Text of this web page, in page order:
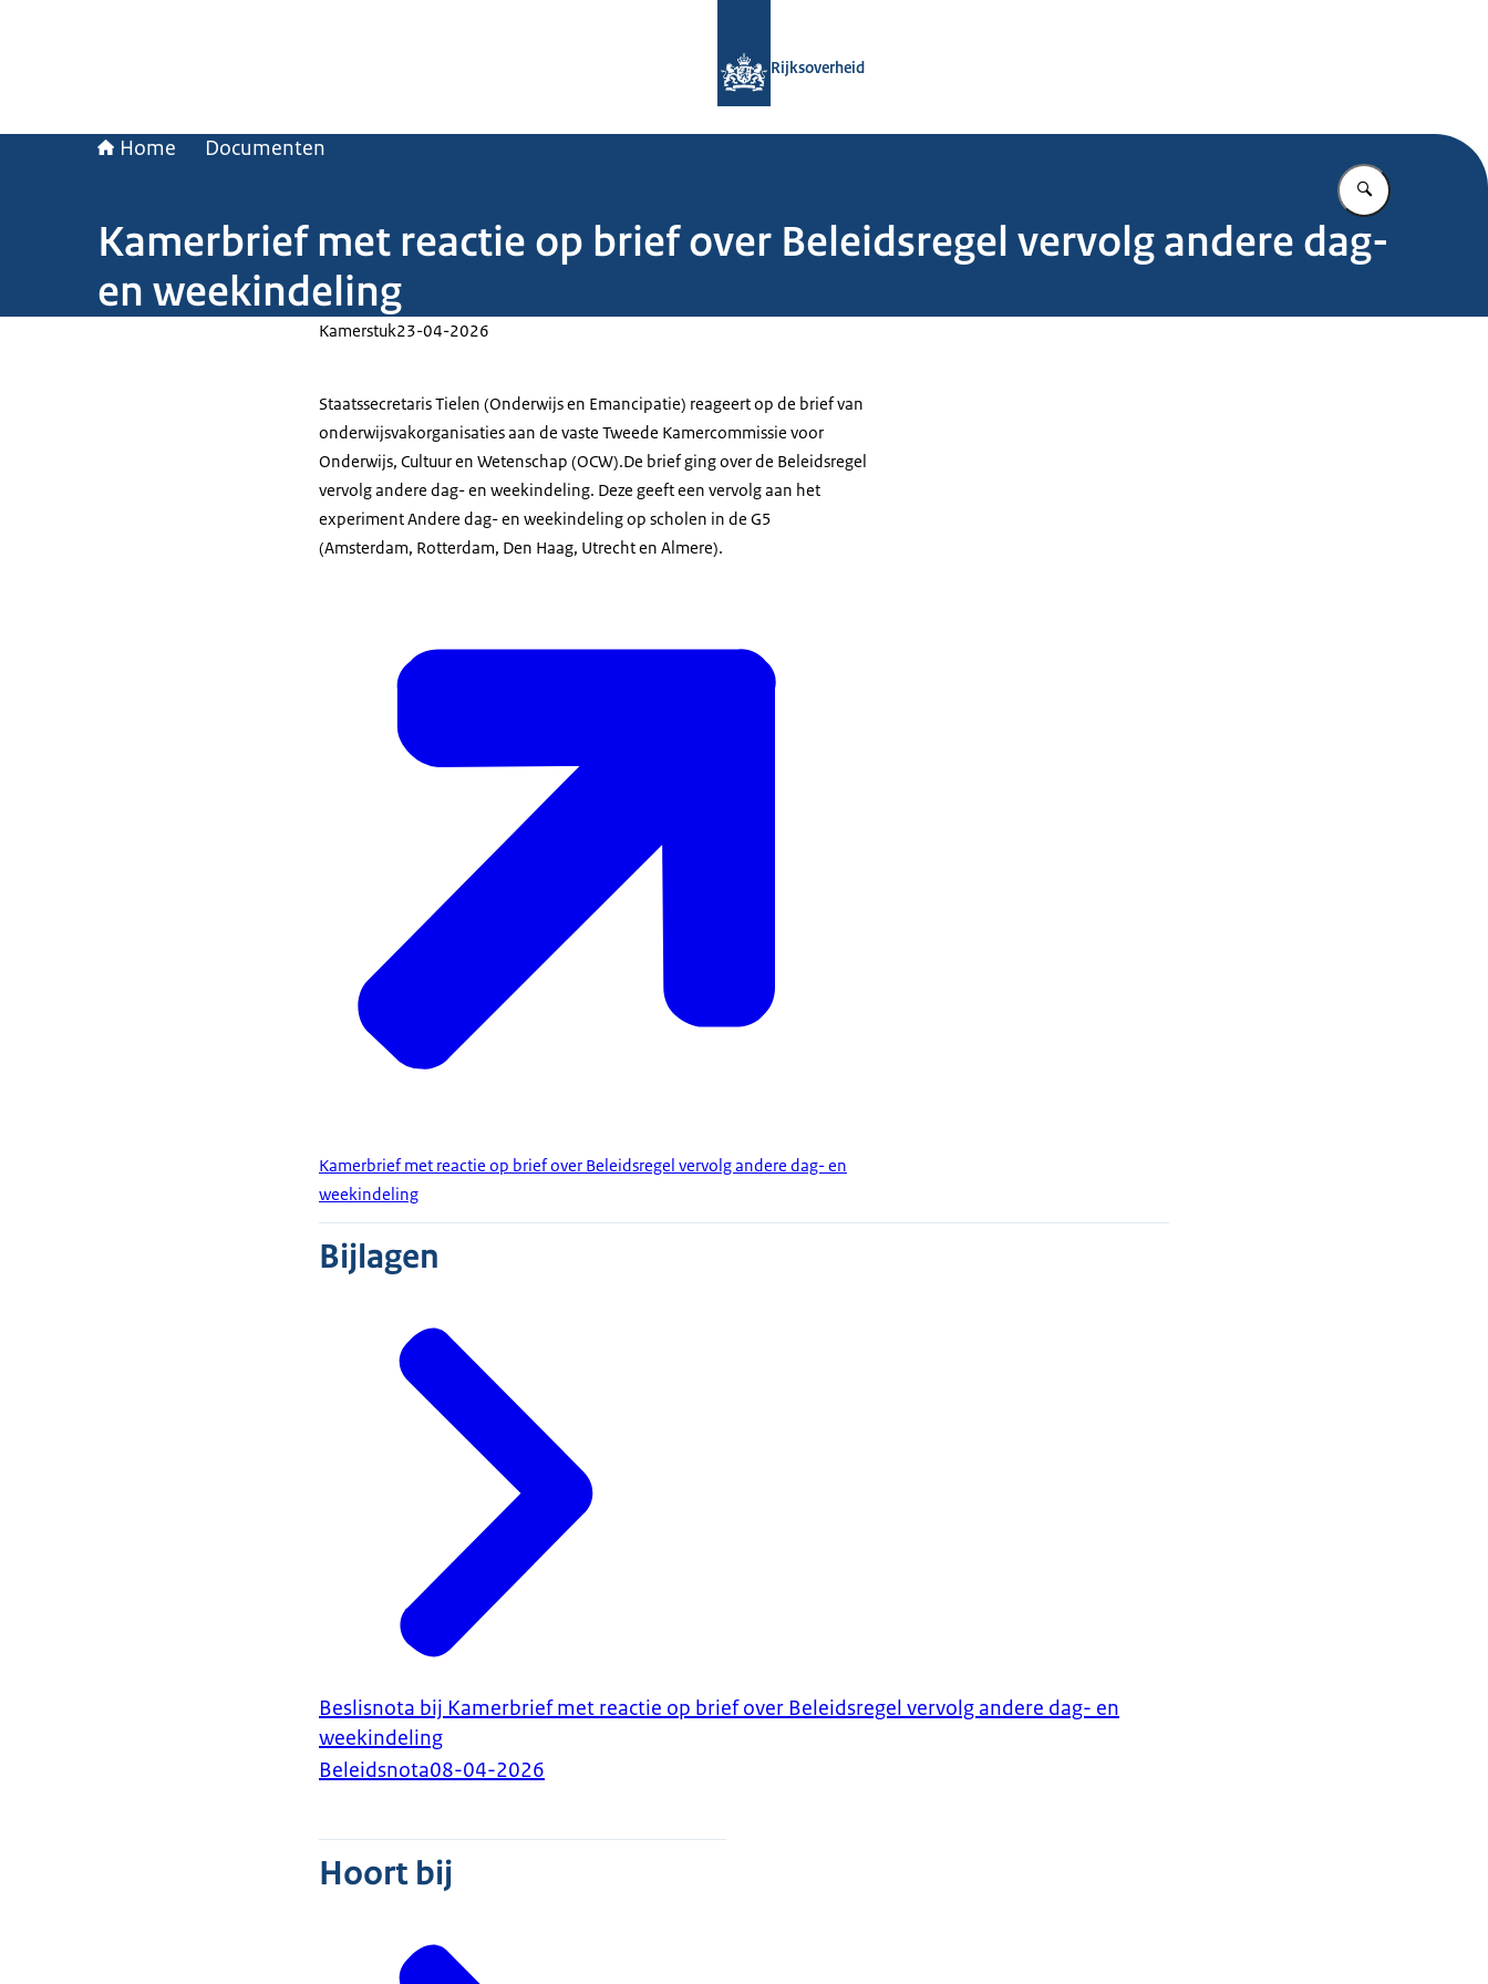
Rijksoverheid
Home Documenten
Vul in wat u
Kamerbrief met reactie op brief over Beleidsregel vervolg andere dag-
en weekindeling
Kamerstuk23-04-2026
Staatssecretaris Tielen (Onderwijs en Emancipatie) reageert op de brief van
onderwijsvakorganisaties aan de vaste Tweede Kamercommissie voor
Onderwijs, Cultuur en Wetenschap (OCW).De brief ging over de Beleidsregel
vervolg andere dag- en weekindeling. Deze geeft een vervolg aan het
experiment Andere dag- en weekindeling op scholen in de G5
(Amsterdam, Rotterdam, Den Haag, Utrecht en Almere).
Kamerbrief met reactie op brief over Beleidsregel vervolg andere dag- en
weekindeling
Bijlagen
Beslisnota bij Kamerbrief met reactie op brief over Beleidsregel vervolg andere dag- en
weekindeling
Beleidsnota08-04-2026
Hoort bij